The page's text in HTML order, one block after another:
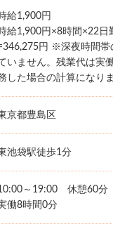
給1,900円
給1,900円×8時間×22日
円 ※深夜時間帯
いません。残業代は実
した場合の計算になりま
京都豊島区
池袋駅徒歩1分
～19:00 休憩60分
働8時間0分